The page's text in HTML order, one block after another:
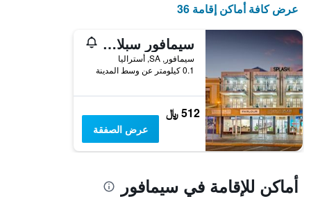
عرض كافة أماكن إقامة 36
سيمافور سبلاش أبارتمنتس
سيمافور, SA, أستراليا
0.1 كيلومتر عن وسط المدينة
512 ﷼
عرض الصفقة
أماكن للإقامة في سيمافور